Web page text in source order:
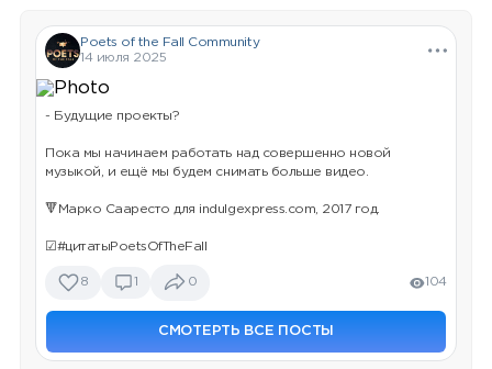
Poets of the Fall Community
14 июля 2025
- Будущие проекты?
Пока мы начинаем работать над совершенно новой
музыкой, и ещё мы будем снимать больше видео.
🔻Марко Сааресто для indulgexpress.com, 2017 год.
☑#цитатыPoetsOfTheFall
8 1 0 104
СМОТЕРТЬ ВСЕ ПОСТЫ